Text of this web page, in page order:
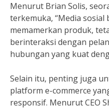
Menurut Brian Solis,
terkemuka, “Media
memamerkan produk,
berinteraksi dengan
hubungan yang kuat
Selain itu, penting juga
platform e-commerce
responsif. Menurut CEO